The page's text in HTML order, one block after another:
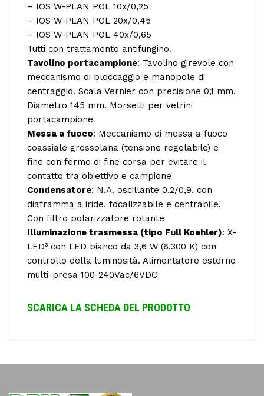
– IOS W-PLAN POL 10x/0,25
– IOS W-PLAN POL 20x/0,45
– IOS W-PLAN POL 40x/0,65
Tutti con trattamento antifungino.
Tavolino portacampione: Tavolino girevole con
meccanismo di bloccaggio e manopole di
centraggio. Scala Vernier con precisione 0,1 mm.
Diametro 145 mm. Morsetti per vetrini
portacampione
Messa a fuoco: Meccanismo di messa a fuoco
coassiale grossolana (tensione regolabile) e
fine con fermo di fine corsa per evitare il
contatto tra obiettivo e campione
Condensatore: N.A. oscillante 0,2/0,9, con
diaframma a iride, focalizzabile e centrabile.
Con filtro polarizzatore rotante
Illuminazione trasmessa (tipo Full Koehler): X-
LED³ con LED bianco da 3,6 W (6.300 K) con
controllo della luminosità. Alimentatore esterno
multi-presa 100-240Vac/6VDC
SCARICA LA SCHEDA DEL PRODOTTO